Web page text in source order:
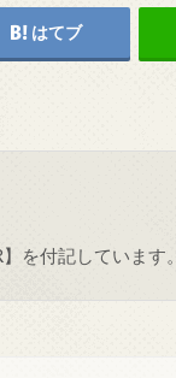
はてブ
を付記しています。